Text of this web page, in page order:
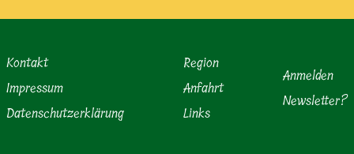
Kontakt
Impressum
Datenschutzerklärung
Region
Anfahrt
Links
Anmelden
Newsletter?